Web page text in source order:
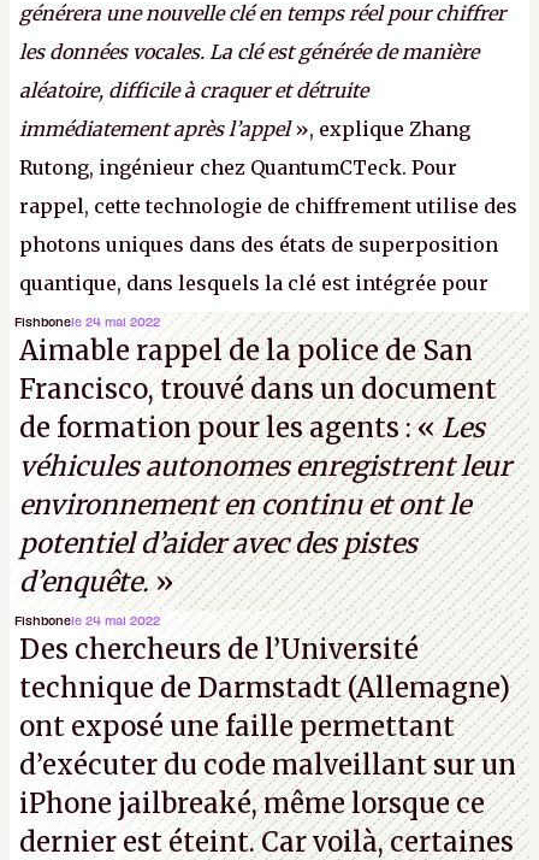
générera une nouvelle clé en temps réel pour chiffrer
les données vocales. La clé est générée de manière
aléatoire, difficile à craquer et détruite
immédiatement après l’appel», explique Zhang
Rutong, ingénieur chez QuantumCTeck. Pour
rappel, cette technologie de chiffrement utilise des
photons uniques dans des états de superposition
quantique, dans lesquels la clé est intégrée pour
garantir une sécurité inconditionnelle entre des
parties distantes. Vous ne comprenez rien ? C’est
normal, ça fait toujours ça avec le quantique.
(Crédit photo : China Telecom)
Fishbonele 24 mai 2022
Aimable rappel de la police de San
Francisco, trouvé dans un document
de formation pour les agents : «Les
véhicules autonomes enregistrent leur
environnement en continu et ont le
potentiel d’aider avec des pistes
d’enquête.»
Fishbonele 24 mai 2022
Des chercheurs de l’Université
technique de Darmstadt (Allemagne)
ont exposé une faille permettant
d’exécuter du code malveillant sur un
iPhone jailbreaké, même lorsque ce
dernier est éteint. Car voilà, certaines